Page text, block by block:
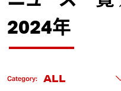
2024年
Category: